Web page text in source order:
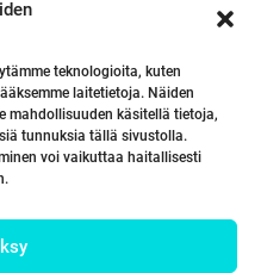
teknologioita, kuten
laitetietoja. Näiden
mahdollisuuden käsitellä tietoja,
tunnuksia tällä sivustolla.
voi vaikuttaa haitallisesti